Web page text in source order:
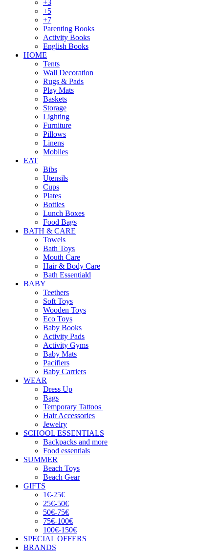
+3
+5
+7
Parenting Books
Activity Books
English Books
HOME
Tents
Wall Decoration
Rugs & Pads
Play Mats
Baskets
Storage
Lighting
Furniture
Pillows
Linens
Mobiles
EAT
Bibs
Utensils
Cups
Plates
Bottles
Lunch Boxes
Food Bags
BATH & CARE
Towels
Bath Toys
Mouth Care
Hair & Body Care
Bath Essentiald
BABY
Teethers
Soft Toys
Wooden Toys
Eco Toys
Baby Books
Activity Pads
Activity Gyms
Baby Mats
Pacifiers
Baby Carriers
WEAR
Dress Up
Bags
Temporary Tattoos
Hair Accessories
Jewelry
SCHOOL ESSENTIALS
Backpacks and more
Food essentials
SUMMER
Beach Toys
Beach Gear
GIFTS
1€-25€
25€-50€
50€-75€
75€-100€
100€-150€
SPECIAL OFFERS
BRANDS